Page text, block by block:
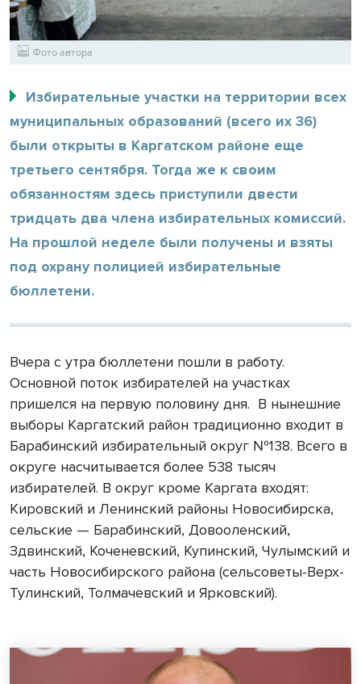
Фото автора
Избирательные участки на территории всех
муниципальных образований (всего их 36)
были открыты в Каргатском районе еще
третьего сентября. Тогда же к своим
обязанностям здесь приступили двести
тридцать два члена избирательных комиссий.
На прошлой неделе были получены и взяты
под охрану полицией избирательные
бюллетени.
Вчера с утра бюллетени пошли в работу.
Основной поток избирателей на участках
пришелся на первую половину дня. В нынешние
выборы Каргатский район традиционно входит в
Барабинский избирательный округ №138. Всего в
округе насчитывается более 538 тысяч
избирателей. В округ кроме Каргата входят:
Кировский и Ленинский районы Новосибирска,
сельские — Барабинский, Довооленский,
Здвинский, Коченевский, Купинский, Чулымский и
часть Новосибирского района (сельсоветы-Верх-
Тулинский, Толмачевский и Ярковский).